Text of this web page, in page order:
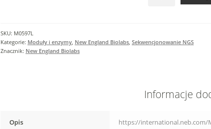
SKU: M0597L
Kategorie: Moduły i enzymy, New England Biolabs, Sekwencjonowanie NGS
Znacznik: New England Biolabs
Informacje
Opis https://international.neb.com/